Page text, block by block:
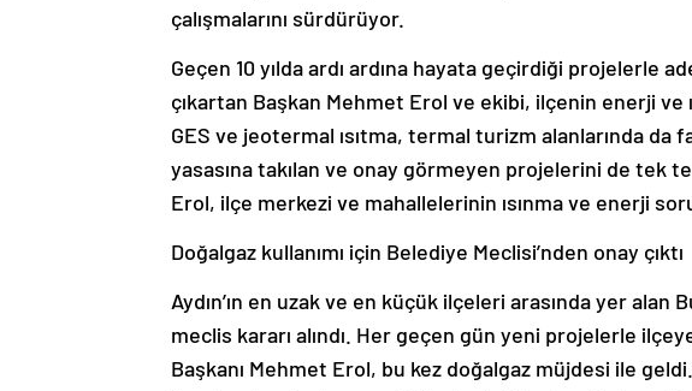
çalışmalarını sürdürüyor.
Geçen 10 yılda ardı ardına hayata geçirdiği projelerle
çıkartan Başkan Mehmet Erol ve ekibi, ilçenin enerji
GES ve jeotermal ısıtma, termal turizm alanlarında da
yasasına takılan ve onay görmeyen projelerini de tek
Erol, ilçe merkezi ve mahallelerinin ısınma ve enerji
Doğalgaz kullanımı için Belediye Meclisi’nden onay çıktı
Aydın’ın en uzak ve en küçük ilçeleri arasında yer alan
meclis kararı alındı. Her geçen gün yeni projelerle
Başkanı Mehmet Erol, bu kez doğalgaz müjdesi ile